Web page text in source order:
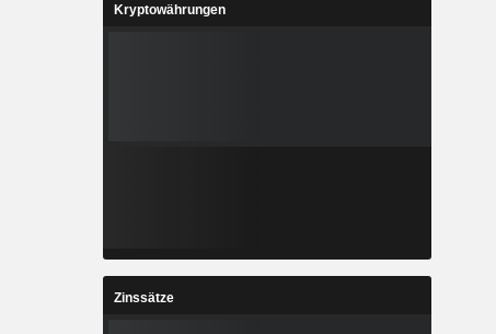
Kryptowährungen
Zinssätze